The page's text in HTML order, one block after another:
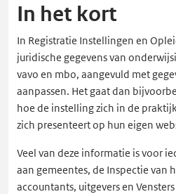
In het kort
In Registratie Instellingen en
juridische gegevens van
vavo en mbo, aangevuld met
aanpassen. Het gaat dan
hoe de instelling zich in de
zich presenteert op hun eigen
Veel van deze informatie is voor
aan gemeentes, de Inspectie van
accountants, uitgevers en